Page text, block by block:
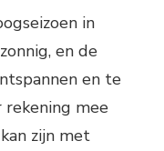
in
en de
en te
rekening mee
zijn met